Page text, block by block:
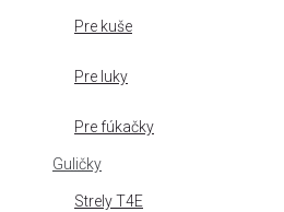
Pre kuše
Pre luky
Pre fúkačky
Guličky
Strely T4E